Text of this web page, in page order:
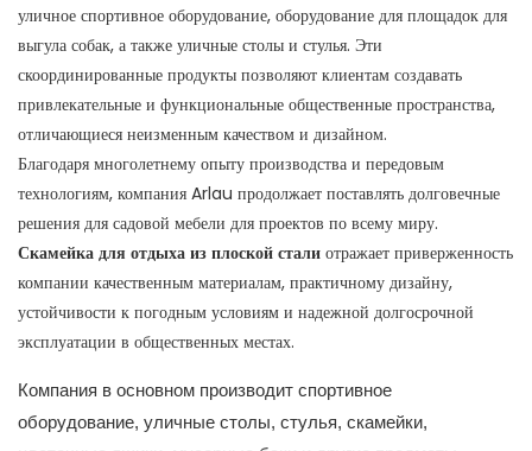
уличное спортивное оборудование, оборудование для площадок для
выгула собак, а также уличные столы и стулья. Эти
скоординированные продукты позволяют клиентам создавать
привлекательные и функциональные общественные пространства,
отличающиеся неизменным качеством и дизайном.
Благодаря многолетнему опыту производства и передовым
технологиям, компания Arlau продолжает поставлять долговечные
решения для садовой мебели для проектов по всему миру.
Скамейка для отдыха из плоской стали отражает приверженность
компании качественным материалам, практичному дизайну,
устойчивости к погодным условиям и надежной долгосрочной
эксплуатации в общественных местах.
Компания в основном производит спортивное
оборудование, уличные столы, стулья, скамейки,